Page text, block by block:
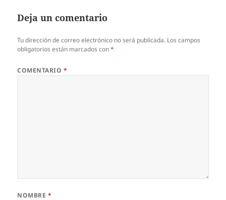
Deja un comentario
Tu dirección de correo electrónico no será publicada. Los campos
obligatorios están marcados con*
COMENTARIO *
NOMBRE *